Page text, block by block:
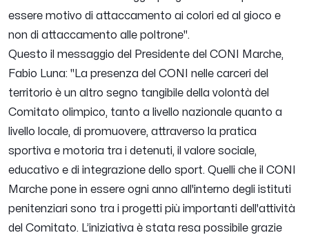
essere motivo di attaccamento ai colori ed al gioco e
non di attaccamento alle poltrone".
Questo il messaggio del Presidente del CONI Marche,
Fabio Luna: "La presenza del CONI nelle carceri del
territorio è un altro segno tangibile della volontà del
Comitato olimpico, tanto a livello nazionale quanto a
livello locale, di promuovere, attraverso la pratica
sportiva e motoria tra i detenuti, il valore sociale,
educativo e di integrazione dello sport. Quelli che il CONI
Marche pone in essere ogni anno all'interno degli istituti
penitenziari sono tra i progetti più importanti dell'attività
del Comitato. L’iniziativa è stata resa possibile grazie